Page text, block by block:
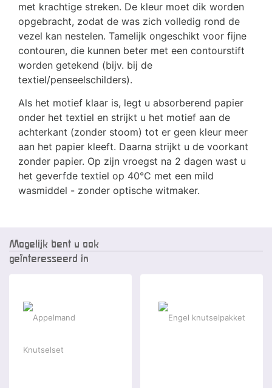
met krachtige streken. De kleur moet dik worden
opgebracht, zodat de was zich volledig rond de
vezel kan nestelen. Tamelijk ongeschikt voor fijne
contouren, die kunnen beter met een contourstift
worden getekend (bijv. bij de
textiel/penseelschilders).
Als het motief klaar is, legt u absorberend papier
onder het textiel en strijkt u het motief aan de
achterkant (zonder stoom) tot er geen kleur meer
aan het papier kleeft. Daarna strijkt u de voorkant
zonder papier. Op zijn vroegst na 2 dagen wast u
het geverfde textiel op 40°C met een mild
wasmiddel - zonder optische witmaker.
Mogelijk bent u ook
geïnteresseerd in